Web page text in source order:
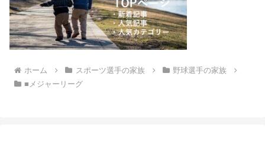
ホーム スポーツ選手の家族
野球選手の家族
■メジャーリーグ